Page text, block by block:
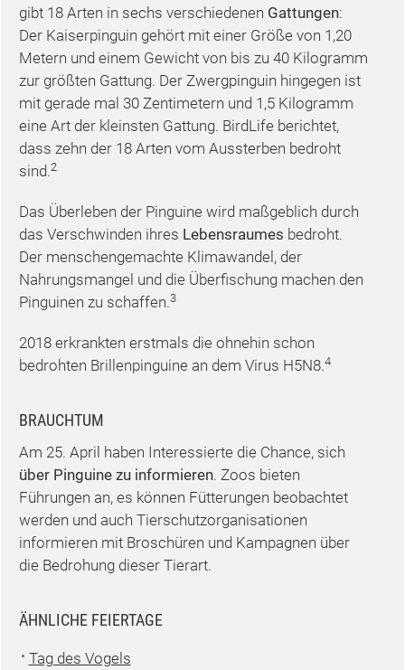
gibt 18 Arten in sechs verschiedenen Gattungen:
Der Kaiserpinguin gehört mit einer Größe von 1,20
Metern und einem Gewicht von bis zu 40 Kilogramm
zur größten Gattung. Der Zwergpinguin hingegen ist
mit gerade mal 30 Zentimetern und 1,5 Kilogramm
eine Art der kleinsten Gattung. BirdLife berichtet,
dass zehn der 18 Arten vom Aussterben bedroht
sind.2
Das Überleben der Pinguine wird maßgeblich durch
das Verschwinden ihres Lebensraumes bedroht.
Der menschengemachte Klimawandel, der
Nahrungsmangel und die Überfischung machen den
Pinguinen zu schaffen.3
2018 erkrankten erstmals die ohnehin schon
bedrohten Brillenpinguine an dem Virus H5N8.4
BRAUCHTUM
Am 25. April haben Interessierte die Chance, sich
über Pinguine zu informieren. Zoos bieten
Führungen an, es können Fütterungen beobachtet
werden und auch Tierschutzorganisationen
informieren mit Broschüren und Kampagnen über
die Bedrohung dieser Tierart.
ÄHNLICHE FEIERTAGE
Tag des Vogels